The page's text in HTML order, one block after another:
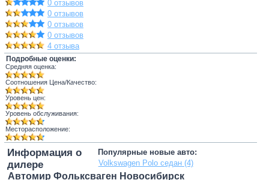
0 отзывов
0 отзывов
0 отзывов
0 отзывов
4 отзыва
Подробные оценки:
Средняя оценка:
Соотношения Цена/Качество:
Уровень цен:
Уровень обслуживания:
Месторасположение:
Популярные новые авто:
Volkswagen Polo седан (4)
Информация о
дилере
Автомир Фольксваген Новосибирск